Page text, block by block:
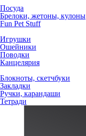
Посуда
Брелоки, жетоны, кулоны
Fun Pet Stuff
Игрушки
Ошейники
Поводки
Канцелярия
Блокноты, скетчбуки
Закладки
Ручки, карандаши
Тетради